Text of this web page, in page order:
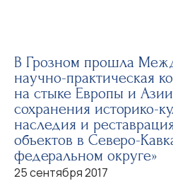
В Грозном прошла
научно-практическая
на стыке Европы и
сохранения историко-
наследия и
объектов в Северо-
федеральном округе»
25 сентября 2017